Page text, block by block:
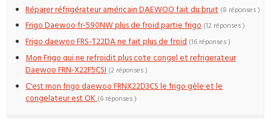
Réparer réfrigérateur américain DAEWOO fait du bruit (8 réponses )
Frigo Daewoo fr-590NW plus de froid partie frigo (12 réponses )
Frigo daewoo FRS-T22DA ne fait plus de froid (16 réponses )
Mon Frigo qui ne refroidit plus cote congel et refrigerateur
Daewoo FRN-X22F5CSI (2 réponses )
C'est mon frigo daewoo FRNX22D3CS le frigo gèle et le
congelateur est OK(6 réponses )